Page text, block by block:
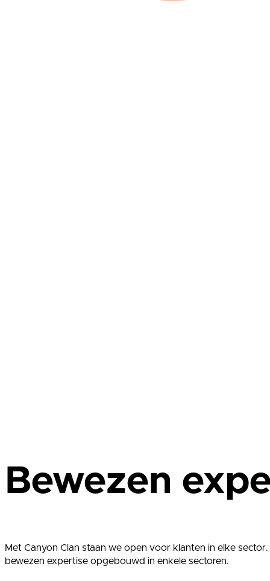
Bewezen
Met Canyon Clan staan we open voor klanten in elke
bewezen expertise opgebouwd in enkele sectoren.